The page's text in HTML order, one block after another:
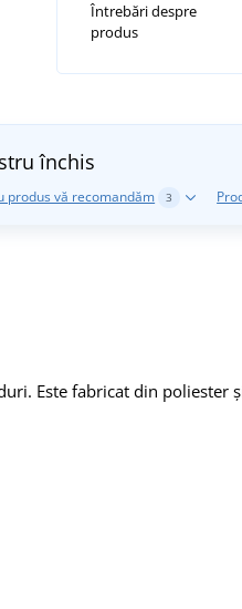
Întrebări despre
produs
închis
produs vă recomandăm 3
Este fabricat din poliester